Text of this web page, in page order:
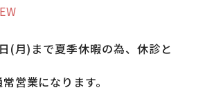
(月)まで夏季休暇の為、休診と
営業になります。